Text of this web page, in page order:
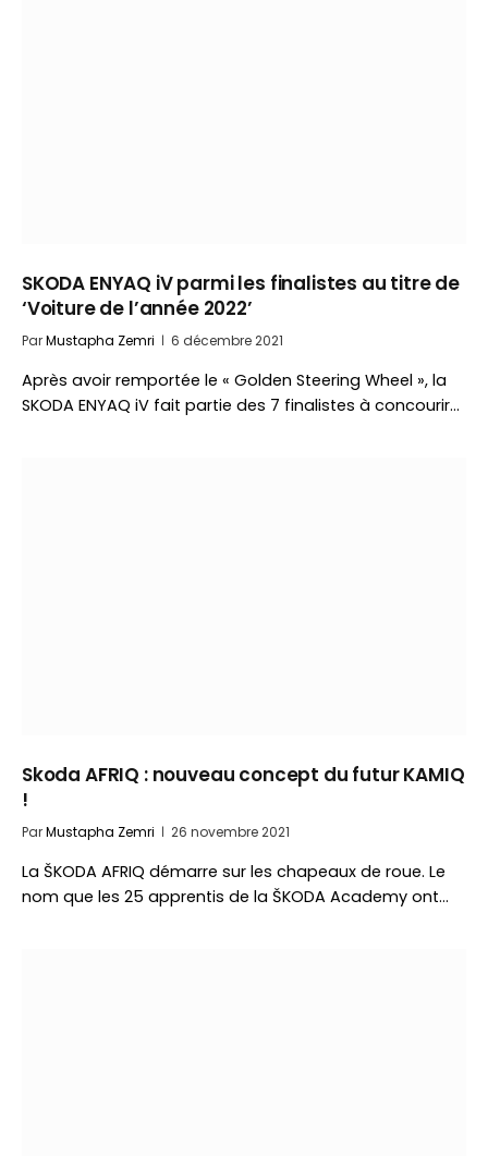
SKODA ENYAQ iV parmi les finalistes au titre de
‘Voiture de l’année 2022’
ParMustapha Zemri 6 décembre 2021
Après avoir remportée le « Golden Steering Wheel », la
SKODA ENYAQ iV fait partie des 7 finalistes à concourir…
Skoda AFRIQ : nouveau concept du futur KAMIQ
!
ParMustapha Zemri 26 novembre 2021
La ŠKODA AFRIQ démarre sur les chapeaux de roue. Le
nom que les 25 apprentis de la ŠKODA Academy ont…